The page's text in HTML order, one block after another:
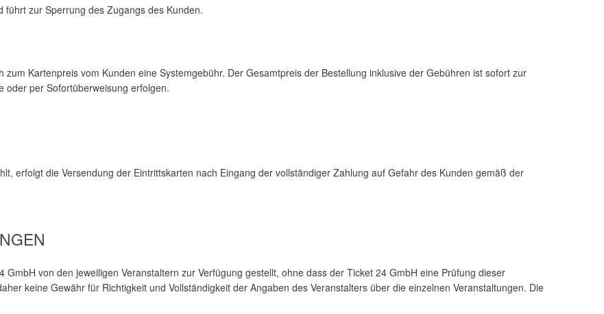
zur Sperrung des Zugangs des Kunden.
Kartenpreis vom Kunden eine Systemgebühr. Der Gesamtpreis der Bestellung inklusive der Gebühren ist sofort zur
oder per Sofortüberweisung erfolgen.
erfolgt die Versendung der Eintrittskarten nach Eingang der vollständiger Zahlung auf Gefahr des Kunden gemäß der
von den jeweiligen Veranstaltern zur Verfügung gestellt, ohne dass der Ticket 24 GmbH eine Prüfung dieser
keine Gewähr für Richtigkeit und Vollständigkeit der Angaben des Veranstalters über die einzelnen Veranstaltungen. Die